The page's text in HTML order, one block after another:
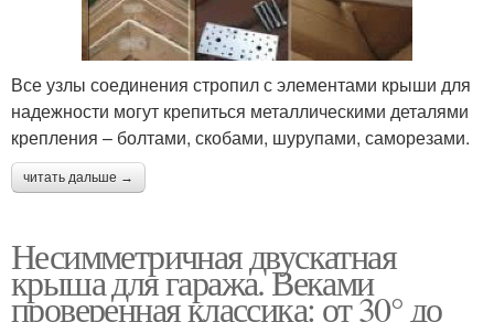
Все узлы соединения стропил с элементами крыши для
надежности могут крепиться металлическими деталями
крепления – болтами, скобами, шурупами, саморезами.
читать дальше →
Несимметричная двускатная
крыша для гаража. Веками
проверенная классика: от 30° до